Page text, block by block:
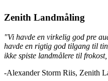
Zenith Landmåling
"Vi havde en virkelig god pre
havde en rigtig god tilgang til
ikke spiste landmålere til
-Alexander Storm Riis, Zenith